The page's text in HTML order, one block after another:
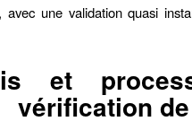
avec une validation quasi
et
vérification